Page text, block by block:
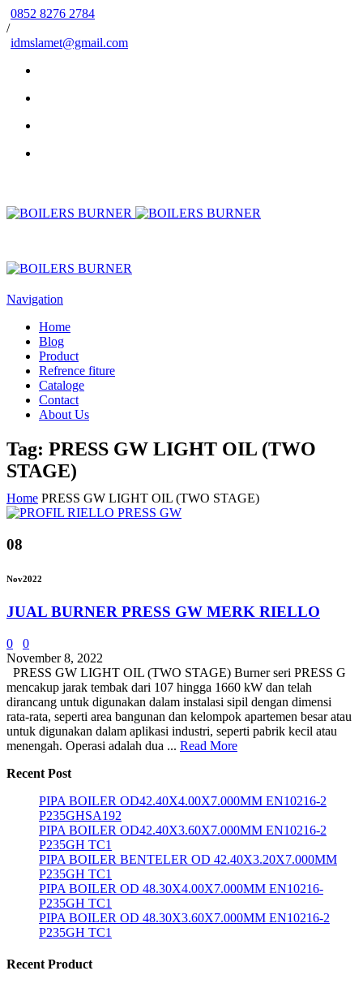
0852 8276 2784
/
idmslamet@gmail.com
Navigation
Home
Blog
Product
Refrence fiture
Cataloge
Contact
About Us
Tag: PRESS GW LIGHT OIL (TWO
STAGE)
Home PRESS GW LIGHT OIL (TWO STAGE)
08
Nov2022
JUAL BURNER PRESS GW MERK RIELLO
0
0
November 8, 2022
PRESS GW LIGHT OIL (TWO STAGE) Burner seri PRESS G
mencakup jarak tembak dari 107 hingga 1660 kW dan telah
dirancang untuk digunakan dalam instalasi sipil dengan dimensi
rata-rata, seperti area bangunan dan kelompok apartemen besar atau
untuk digunakan dalam aplikasi industri, seperti pabrik kecil atau
menengah. Operasi adalah dua ... Read More
Recent Post
PIPA BOILER OD42.40X4.00X7.000MM EN10216-2
P235GHSA192
PIPA BOILER OD42.40X3.60X7.000MM EN10216-2
P235GH TC1
PIPA BOILER BENTELER OD 42.40X3.20X7.000MM
P235GH TC1
PIPA BOILER OD 48.30X4.00X7.000MM EN10216-
P235GH TC1
PIPA BOILER OD 48.30X3.60X7.000MM EN10216-2
P235GH TC1
Recent Product